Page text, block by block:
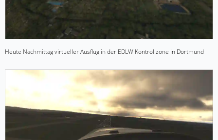
Heute Nachmittag virtueller Ausflug in der EDLW Kontrollzone in Dortmund